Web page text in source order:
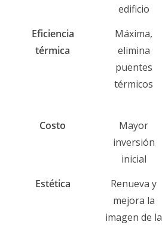
edificio
Eficiencia
térmica
Máxima,
elimina
puentes
térmicos
Costo
Mayor
inversión
inicial
Estética
Renueva y
mejora la
imagen de la